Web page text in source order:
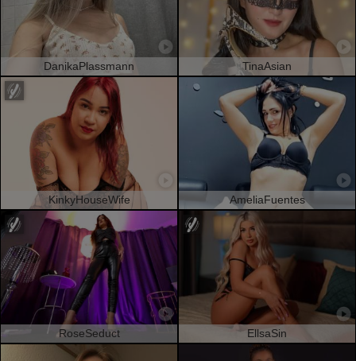
DanikaPlassmann TinaAsian
KinkyHouseWife AmeliaFuentes
RoseSeduct EllsaSin